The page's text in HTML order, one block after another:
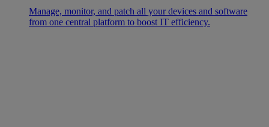
Manage, monitor, and patch all your devices and software
from one central platform to boost IT efficiency.